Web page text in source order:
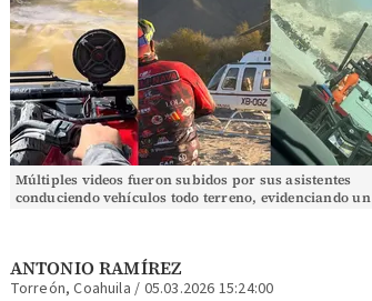
Múltiples videos fueron subidos por sus asistentes
conduciendo vehículos todo terreno, evidenciando un
ANTONIO RAMÍREZ
Torreón, Coahuila / 05.03.2026 15:24:00